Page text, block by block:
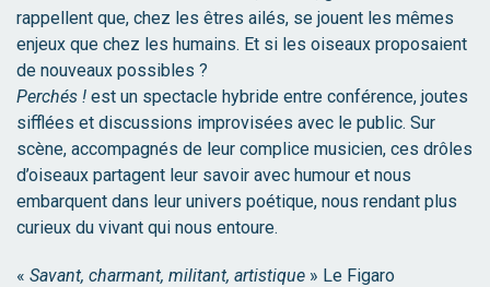
rappellent que, chez les êtres ailés, se jouent les mêmes
enjeux que chez les humains. Et si les oiseaux proposaient
de nouveaux possibles ?
Perchés ! est un spectacle hybride entre conférence, joutes
sifflées et discussions improvisées avec le public. Sur
scène, accompagnés de leur complice musicien, ces drôles
d’oiseaux partagent leur savoir avec humour et nous
embarquent dans leur univers poétique, nous rendant plus
curieux du vivant qui nous entoure.
« Savant, charmant, militant, artistique » Le Figaro